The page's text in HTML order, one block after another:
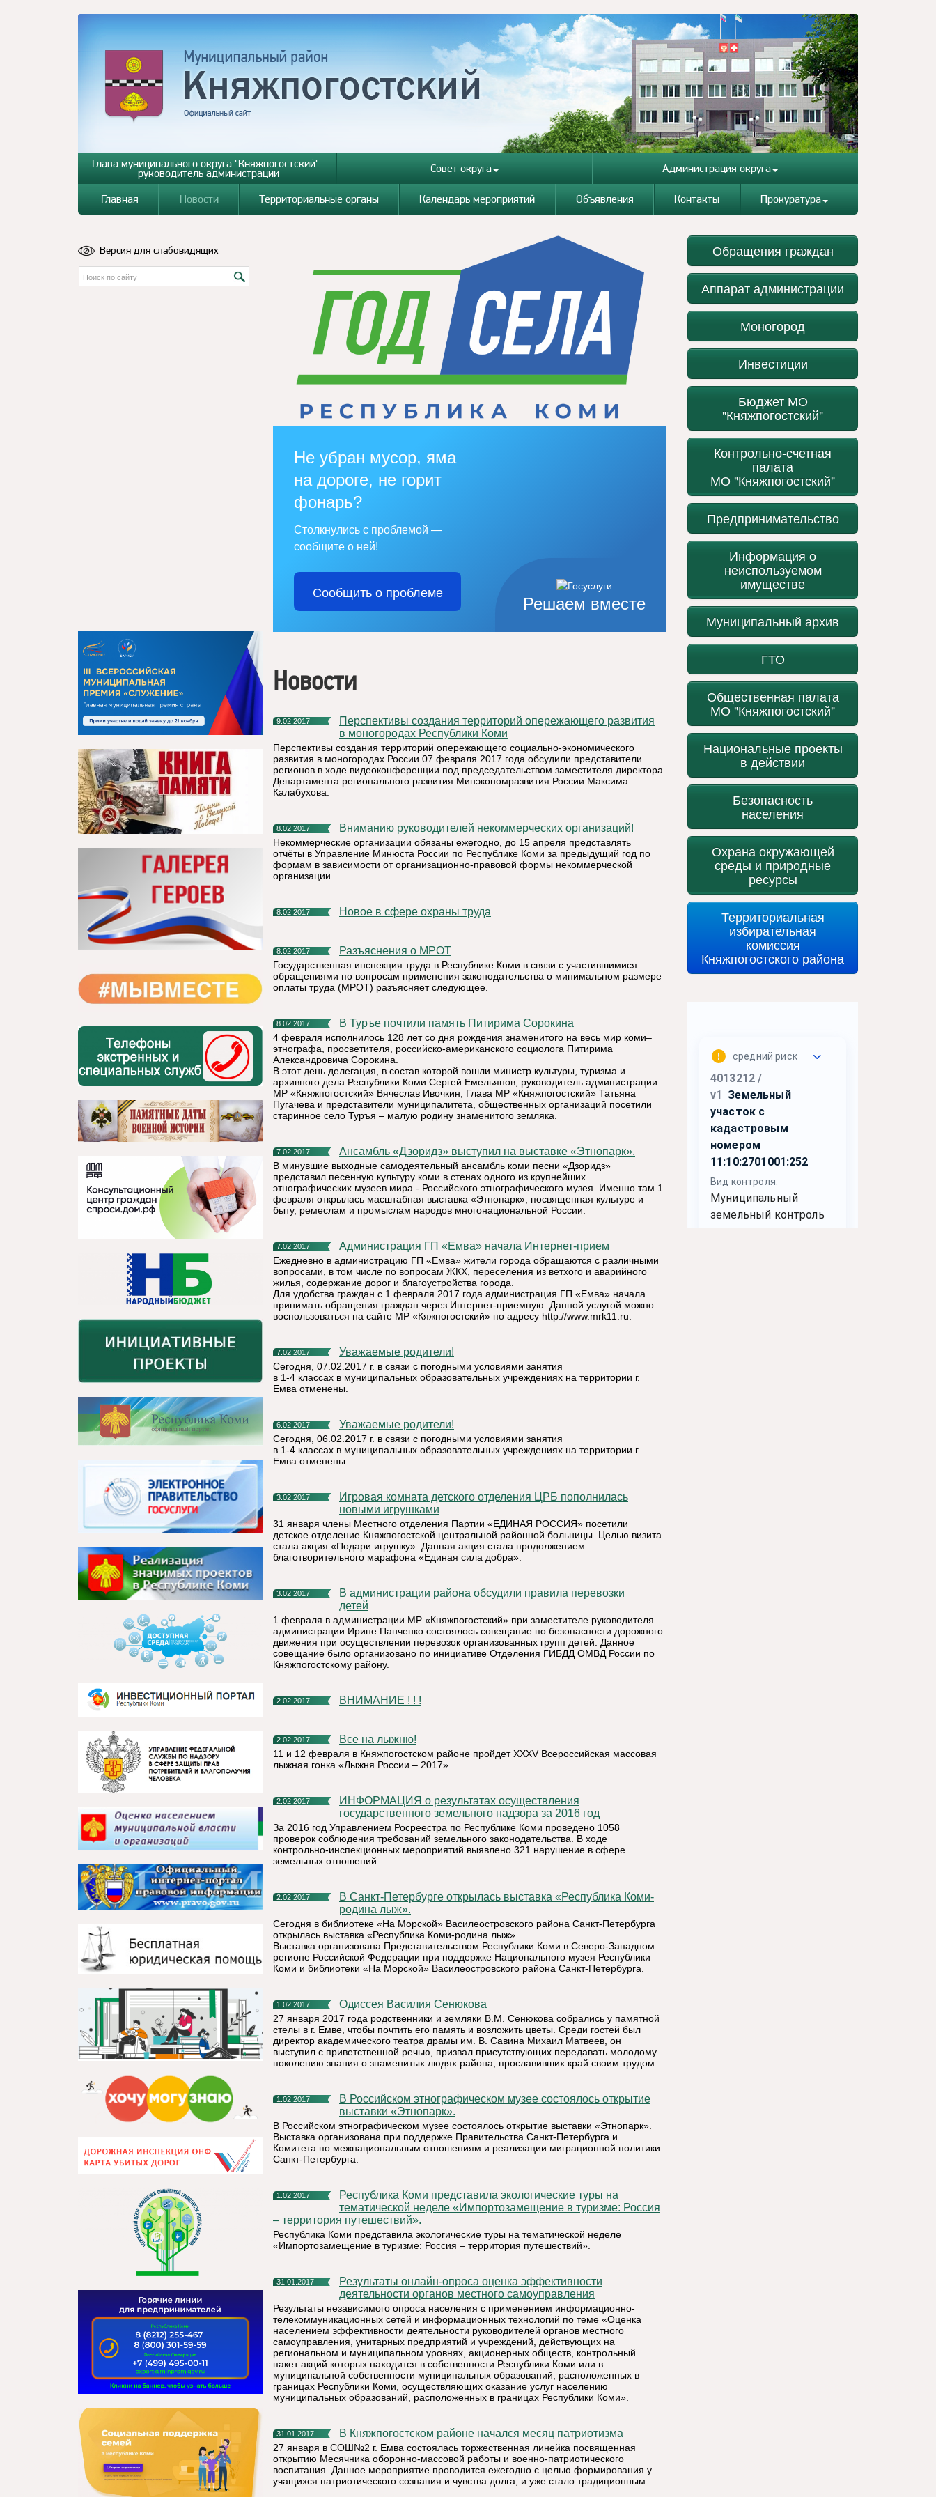
Глава муниципального округа "Княжпогостский" -
руководитель администрации Совет округа Администрация округа
Главная Новости Территориальные органы Календарь мероприятий Объявления Контакты Прокуратура
Версия для слабовидящих
Решаем вместе
Не убран мусор, яма
на дороге, не горит
фонарь?
Столкнулись с проблемой —
сообщите о ней!
Сообщить о проблеме
Новости
9.02.2017
Перспективы создания территорий опережающего развития
в моногородах Республики Коми
Перспективы создания территорий опережающего социально-экономического
развития в моногородах России 07 февраля 2017 года обсудили представители
регионов в ходе видеоконференции под председательством заместителя директора
Департамента регионального развития Минэкономразвития России Максима
Калабухова.
8.02.2017 Вниманию руководителей некоммерческих организаций!
Некоммерческие организации обязаны ежегодно, до 15 апреля представлять
отчёты в Управление Минюста России по Республике Коми за предыдущий год по
формам в зависимости от организационно-правовой формы некоммерческой
организации.
8.02.2017 Новое в сфере охраны труда
8.02.2017 Разъяснения о МРОТ
Государственная инспекция труда в Республике Коми в связи с участившимися
обращениями по вопросам применения законодательства о минимальном размере
оплаты труда (МРОТ) разъясняет следующее.
8.02.2017 В Туръе почтили память Питирима Сорокина
4 февраля исполнилось 128 лет со дня рождения знаменитого на весь мир коми–
этнографа, просветителя, российско-американского социолога Питирима
Александровича Сорокина.
В этот день делегация, в состав которой вошли министр культуры, туризма и
архивного дела Республики Коми Сергей Емельянов, руководитель администрации
МР «Княжпогостский» Вячеслав Ивочкин, Глава МР «Княжпогостский» Татьяна
Пугачева и представители муниципалитета, общественных организаций посетили
старинное село Туръя – малую родину знаменитого земляка.
7.02.2017 Ансамбль «Дзоридз» выступил на выставке «Этнопарк».
В минувшие выходные самодеятельный ансамбль коми песни «Дзоридз»
представил песенную культуру коми в стенах одного из крупнейших
этнографических музеев мира - Российского этнографического музея. Именно там 1
февраля открылась масштабная выставка «Этнопарк», посвященная культуре и
быту, ремеслам и промыслам народов многонациональной России.
7.02.2017 Администрация ГП «Емва» начала Интернет-прием
Ежедневно в администрацию ГП «Емва» жители города обращаются с различными
вопросами, в том числе по вопросам ЖКХ, переселения из ветхого и аварийного
жилья, содержание дорог и благоустройства города.
Для удобства граждан с 1 февраля 2017 года администрация ГП «Емва» начала
принимать обращения граждан через Интернет-приемную. Данной услугой можно
воспользоваться на сайте МР «Кяжпогостский» по адресу http://www.mrk11.ru.
7.02.2017 Уважаемые родители!
Сегодня, 07.02.2017 г. в связи с погодными условиями занятия
в 1-4 классах в муниципальных образовательных учреждениях на территории г.
Емва отменены.
6.02.2017 Уважаемые родители!
Сегодня, 06.02.2017 г. в связи с погодными условиями занятия
в 1-4 классах в муниципальных образовательных учреждениях на территории г.
Емва отменены.
3.02.2017
Игровая комната детского отделения ЦРБ пополнилась
новыми игрушками
31 января члены Местного отделения Партии «ЕДИНАЯ РОССИЯ» посетили
детское отделение Княжпогостской центральной районной больницы. Целью визита
стала акция «Подари игрушку». Данная акция стала продолжением
благотворительного марафона «Единая сила добра».
3.02.2017
В администрации района обсудили правила перевозки
детей
1 февраля в администрации МР «Княжпогостский» при заместителе руководителя
администрации Ирине Панченко состоялось совещание по безопасности дорожного
движения при осуществлении перевозок организованных групп детей. Данное
совещание было организовано по инициативе Отделения ГИБДД ОМВД России по
Княжпогостскому району.
2.02.2017 ВНИМАНИЕ ! ! !
2.02.2017 Все на лыжню!
11 и 12 февраля в Княжпогостском районе пройдет XXXV Всероссийская массовая
лыжная гонка «Лыжня России – 2017».
2.02.2017
ИНФОРМАЦИЯ о результатах осуществления
государственного земельного надзора за 2016 год
За 2016 год Управлением Росреестра по Республике Коми проведено 1058
проверок соблюдения требований земельного законодательства. В ходе
контрольно-инспекционных мероприятий выявлено 321 нарушение в сфере
земельных отношений.
2.02.2017
В Санкт-Петербурге открылась выставка «Республика Коми-
родина лыж».
Сегодня в библиотеке «На Морской» Василеостровского района Санкт-Петербурга
открылась выставка «Республика Коми-родина лыж».
Выставка организована Представительством Республики Коми в Северо-Западном
регионе Российской Федерации при поддержке Национального музея Республики
Коми и библиотеки «На Морской» Василеостровского района Санкт-Петербурга.
1.02.2017 Одиссея Василия Сенюкова
27 января 2017 года родственники и земляки В.М. Сенюкова собрались у памятной
стелы в г. Емве, чтобы почтить его память и возложить цветы. Среди гостей был
директор академического театра драмы им. В. Савина Михаил Матвеев, он
выступил с приветственной речью, призвал присутствующих передавать молодому
поколению знания о знаменитых людях района, прославивших край своим трудом.
1.02.2017
В Российском этнографическом музее состоялось открытие
выставки «Этнопарк».
В Российском этнографическом музее состоялось открытие выставки «Этнопарк».
Выставка организована при поддержке Правительства Санкт-Петербурга и
Комитета по межнациональным отношениям и реализации миграционной политики
Санкт-Петербурга.
1.02.2017
Республика Коми представила экологические туры на
тематической неделе «Импортозамещение в туризме: Россия
– территория путешествий».
Республика Коми представила экологические туры на тематической неделе
«Импортозамещение в туризме: Россия – территория путешествий».
31.01.2017
Результаты онлайн-опроса оценка эффективности
деятельности органов местного самоуправления
Результаты независимого опроса населения с применением информационно-
телекоммуникационных сетей и информационных технологий по теме «Оценка
населением эффективности деятельности руководителей органов местного
самоуправления, унитарных предприятий и учреждений, действующих на
региональном и муниципальном уровнях, акционерных обществ, контрольный
пакет акций которых находится в собственности Республики Коми или в
муниципальной собственности муниципальных образований, расположенных в
границах Республики Коми, осуществляющих оказание услуг населению
муниципальных образований, расположенных в границах Республики Коми».
31.01.2017 В Княжпогостском районе начался месяц патриотизма
27 января в СОШ№2 г. Емва состоялась торжественная линейка посвященная
открытию Месячника оборонно-массовой работы и военно-патриотического
воспитания. Данное мероприятие проводится ежегодно с целью формирования у
учащихся патриотического сознания и чувства долга, и уже стало традиционным.
Обращения граждан
Аппарат администрации
Моногород
Инвестиции
Бюджет МО
"Княжпогостский"
Контрольно-счетная
палата
МО "Княжпогостский"
Предпринимательство
Информация о
неиспользуемом
имуществе
Муниципальный архив
ГТО
Общественная палата
МО "Княжпогостский"
Национальные проекты
в действии
Безопасность
населения
Охрана окружающей
среды и природные
ресурсы
Территориальная
избирательная
комиссия
Княжпогостского района